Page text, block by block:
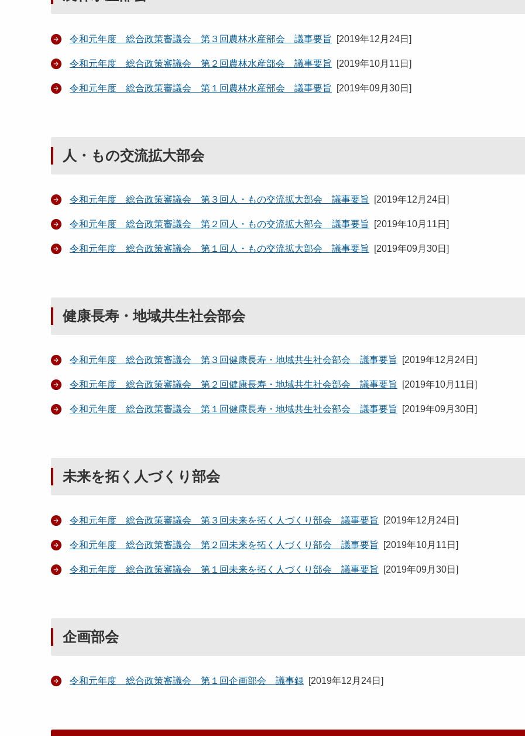
令和元年度 総合政策審議会 第３回農林水産部会 議事要旨 [2019年12月24日 ]
令和元年度 総合政策審議会 第２回農林水産部会 議事要旨 [2019年10月11日 ]
令和元年度 総合政策審議会 第１回農林水産部会 議事要旨 [2019年09月30日 ]
人・もの交流拡大部会
令和元年度 総合政策審議会 第３回人・もの交流拡大部会 議事要旨 [2019年12月24日 ]
令和元年度 総合政策審議会 第２回人・もの交流拡大部会 議事要旨 [2019年10月11日 ]
令和元年度 総合政策審議会 第１回人・もの交流拡大部会 議事要旨 [2019年09月30日 ]
健康長寿・地域共生社会部会
令和元年度 総合政策審議会 第３回健康長寿・地域共生社会部会 議事要旨 [2019年12月24日 ]
令和元年度 総合政策審議会 第２回健康長寿・地域共生社会部会 議事要旨 [2019年10月11日 ]
令和元年度 総合政策審議会 第１回健康長寿・地域共生社会部会 議事要旨 [2019年09月30日 ]
未来を拓く人づくり部会
令和元年度 総合政策審議会 第３回未来を拓く人づくり部会 議事要旨 [2019年12月24日 ]
令和元年度 総合政策審議会 第２回未来を拓く人づくり部会 議事要旨 [2019年10月11日 ]
令和元年度 総合政策審議会 第１回未来を拓く人づくり部会 議事要旨 [2019年09月30日 ]
企画部会
令和元年度 総合政策審議会 第１回企画部会 議事録 [2019年12月24日 ]